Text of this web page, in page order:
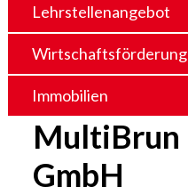
Lehrstellenangebot
Wirtschaftsförderung
Immobilien
MultiBrun
GmbH